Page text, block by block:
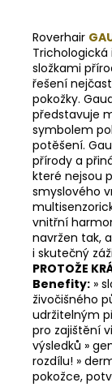
Roverhair
složkami
řešení
pokožky.
představuje
symbolem
potěšení.
přírody a
které nejsou
smyslového
vnitřní
navržen tak,
i skutečný
PROTOŽE
Benefity: »
živočišného
udržitelným
pro zajištění
výsledků »
rozdílu! »
pokožce,